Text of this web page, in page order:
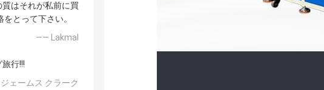
はそれが私前に買
とって下さい。
—— Lakmal
行!!!
ェームス クラーク